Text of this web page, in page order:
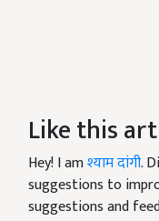
Like this
Hey! I amश्याम दांगी.
suggestions to
suggestions and